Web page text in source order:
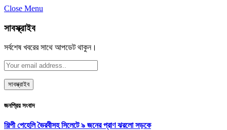
Close Menu
সাবস্ক্রাইব
সর্বশেষ খবরের সাথে আপডেট থাকুন।
জনপ্রিয় সংবাদ
শিল্পী পেহেলি ভৈরবীসহ সিলেটে ৯ জনের প্রাণ ঝরলো সড়কে